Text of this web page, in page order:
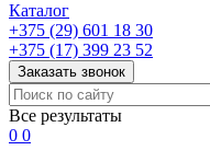
Каталог
+375 (29) 601 18 30
+375 (17) 399 23 52
Заказать звонок
Все результаты
0 0